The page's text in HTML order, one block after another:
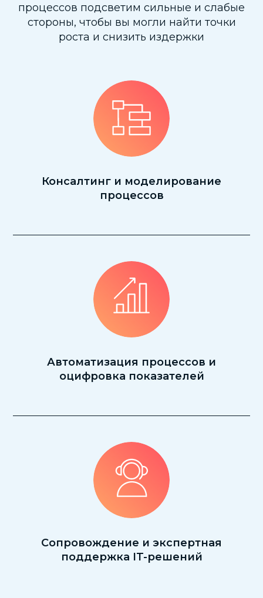
процессов подсветим сильные и слабые
стороны, чтобы вы могли найти точки
роста и снизить издержки
Консалтинг и моделирование
процессов
Автоматизация процессов и
оцифровка показателей
Сопровождение и экспертная
поддержка IT-решений